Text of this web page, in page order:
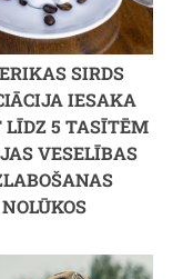
SIRDS
IESAKA
LĪDZ 5 TASĪTĒM
VESELĪBAS
NOLŪKOS